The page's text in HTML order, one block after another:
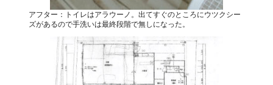
アフター：トイレはアラウーノ。出てすぐのところにウツクシー
ズがあるので手洗いは最終段階で無しになった。